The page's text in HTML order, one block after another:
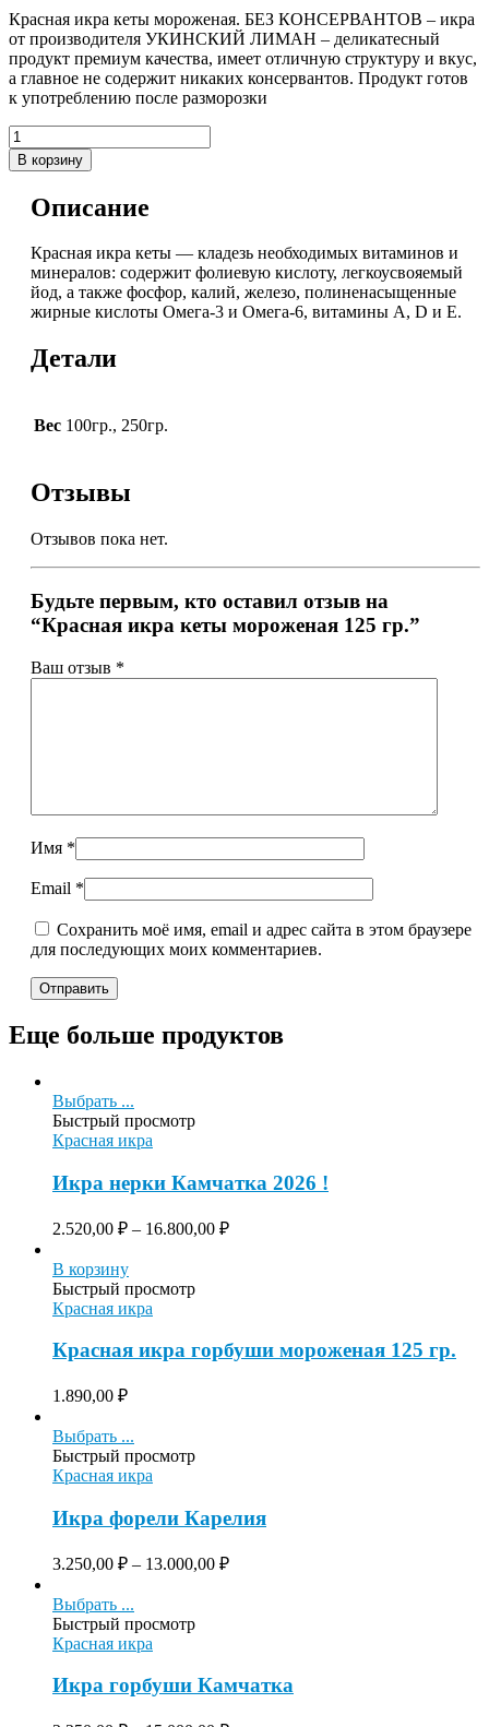
Красная икра кеты мороженая. БЕЗ КОНСЕРВАНТОВ – икра
от производителя УКИНСКИЙ ЛИМАН – деликатесный
продукт премиум качества, имеет отличную структуру и вкус,
а главное не содержит никаких консервантов. Продукт готов
к употреблению после разморозки
В корзину
Описание
Красная икра кеты — кладезь необходимых витаминов и
минералов: содержит фолиевую кислоту, легкоусвояемый
йод, а также фосфор, калий, железо, полиненасыщенные
жирные кислоты Омега-3 и Омега-6, витамины А, D и Е.
Детали
Вес 100гр., 250гр.
Отзывы
Отзывов пока нет.
Будьте первым, кто оставил отзыв на
“Красная икра кеты мороженая 125 гр.”
Ваш отзыв *
Имя *
Email *
Сохранить моё имя, email и адрес сайта в этом браузере
для последующих моих комментариев.
Еще больше продуктов
Выбрать ...
Быстрый просмотр
Красная икра
Икра нерки Камчатка 2026 !
2.520,00 ₽ – 16.800,00 ₽
В корзину
Быстрый просмотр
Красная икра
Красная икра горбуши мороженая 125 гр.
1.890,00 ₽
Выбрать ...
Быстрый просмотр
Красная икра
Икра форели Карелия
3.250,00 ₽ – 13.000,00 ₽
Выбрать ...
Быстрый просмотр
Красная икра
Икра горбуши Камчатка